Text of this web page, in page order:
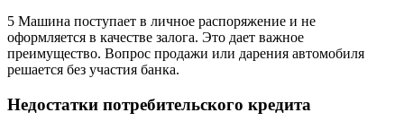
5 Машина поступает в личное распоряжение и не
оформляется в качестве залога. Это дает важное
преимущество. Вопрос продажи или дарения автомобиля
решается без участия банка.
Недостатки потребительского кредита